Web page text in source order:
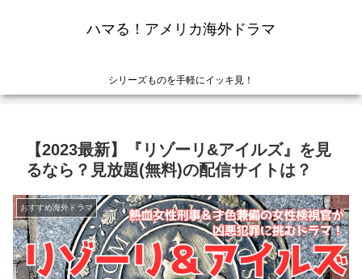
ハマる！アメリカ海外ドラマ
シリーズものを手軽にイッキ見！
【2023最新】『リゾーリ&アイルズ』を見
るなら？見放題(無料)の配信サイトは？
おすすめ海外ドラマ